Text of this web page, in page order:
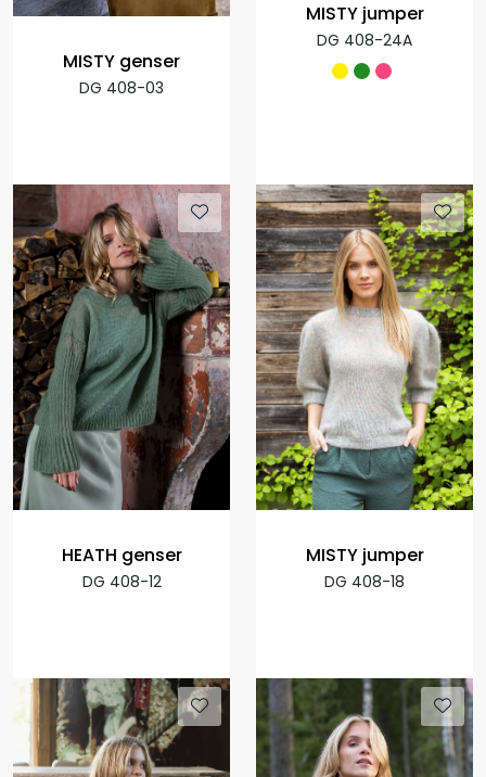
MISTY genser
DG 408-03
MISTY jumper
DG 408-24A
HEATH genser
DG 408-12
MISTY jumper
DG 408-18